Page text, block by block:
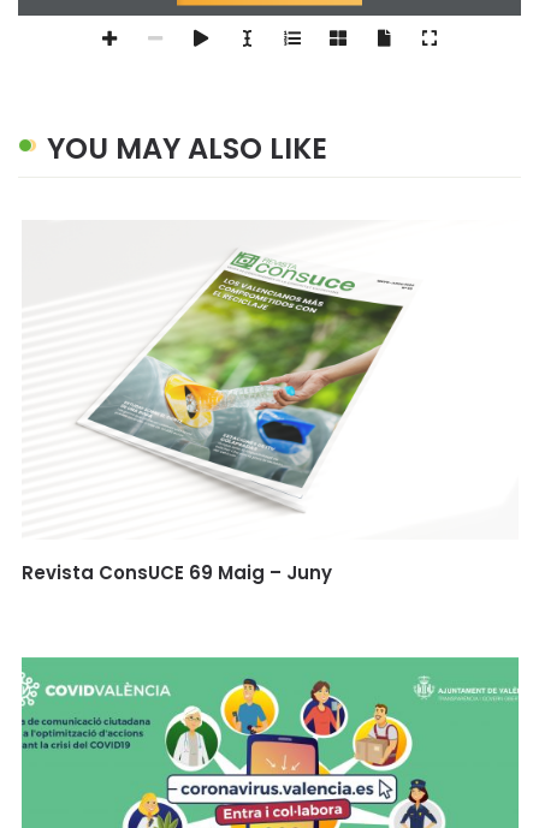
YOU MAY ALSO LIKE
Revista ConsUCE 69 Maig – Juny